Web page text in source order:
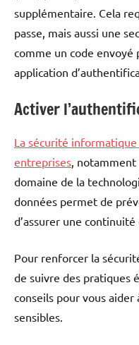
supplémentaire. Cela
passe, mais aussi une
comme un code envoyé
application
Activer
La sécurité
entreprises ,
domaine de la
données permet de
d’assurer une
Pour renforcer la
de suivre des pratiques
conseils pour vous
sensibles.